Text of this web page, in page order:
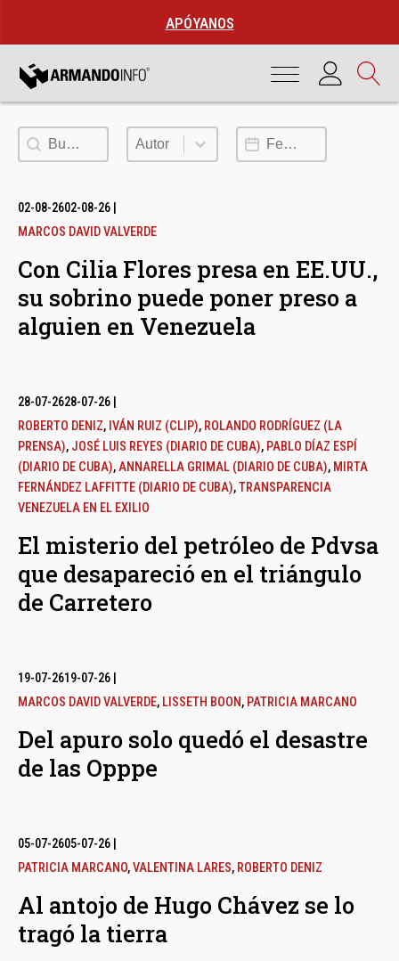
APÓYANOS
Buscar Autor
Autor Fecha de publicación
02-08-2602-08-26
MARCOS DAVID VALVERDE
Con Cilia Flores presa en EE.UU.,
su sobrino puede poner preso a
alguien en Venezuela
28-07-2628-07-26
ROBERTO DENIZ, IVÁN RUIZ (CLIP), ROLANDO RODRÍGUEZ (LA
PRENSA), JOSÉ LUIS REYES (DIARIO DE CUBA), PABLO DÍAZ ESPÍ
(DIARIO DE CUBA),ANNARELLA GRIMAL (DIARIO DE CUBA), MIRTA
FERNÁNDEZ LAFFITTE (DIARIO DE CUBA),TRANSPARENCIA
VENEZUELA EN EL EXILIO
El misterio del petróleo de Pdvsa
que desapareció en el triángulo
de Carretero
19-07-2619-07-26
MARCOS DAVID VALVERDE, LISSETH BOON, PATRICIA MARCANO
Del apuro solo quedó el desastre
de las Opppe
05-07-2605-07-26
PATRICIA MARCANO,VALENTINA LARES, ROBERTO DENIZ
Al antojo de Hugo Chávez se lo
tragó la tierra